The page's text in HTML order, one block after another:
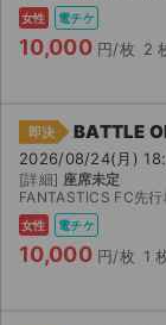
女性 電チケ
10,000 円/枚 2
即決 BATTLE
2026/08/24(月)
[詳細] 座席未定
FANTASTICS FC先行枠 1枚はQR画像、もう一枚は分
女性 電チケ
10,000 円/枚 1